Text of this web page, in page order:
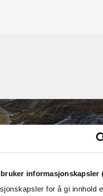
informasjonskapsler
for å gi innhold